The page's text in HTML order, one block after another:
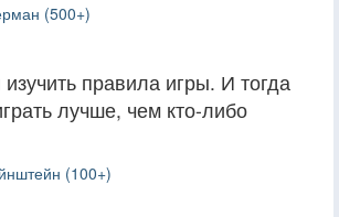
(500+)
правила игры. И тогда
лучше, чем кто-либо
(100+)